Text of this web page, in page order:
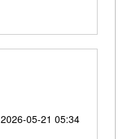
2026-05-21 05:34